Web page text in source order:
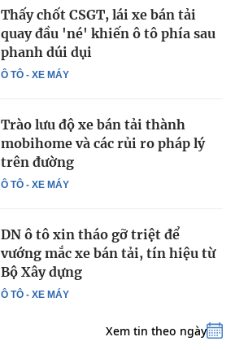
Ô TÔ - XE MÁY
Thấy chốt CSGT, lái xe bán tải
quay đầu 'né' khiến ô tô phía sau
phanh dúi dụi
Ô TÔ - XE MÁY
Trào lưu độ xe bán tải thành
mobihome và các rủi ro pháp lý
trên đường
Ô TÔ - XE MÁY
DN ô tô xin tháo gỡ triệt để
vướng mắc xe bán tải, tín hiệu từ
Bộ Xây dựng
Xem tin theo ngày